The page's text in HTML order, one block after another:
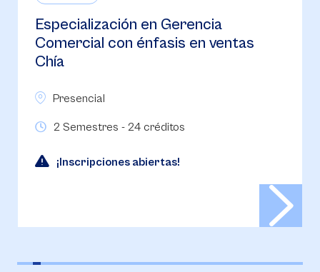
Especialización en Gerencia
Estratégica Bucaramanga